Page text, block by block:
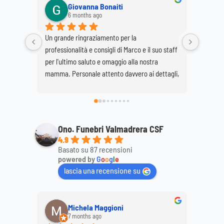
Giovanna Bonaiti
6 months ago
Un grande ringraziamento per la
professionalità e consigli di Marco e il suo staff
per l'ultimo saluto e omaggio alla nostra
mamma. Personale attento davvero ai dettagli,
Daniela e Giovanna Bonaiti.
Ono. Funebri Valmadrera CSF
4.9
Basato su 87 recensioni
powered byGoogle
lascia una recensione su
Michela Maggioni
7 months ago